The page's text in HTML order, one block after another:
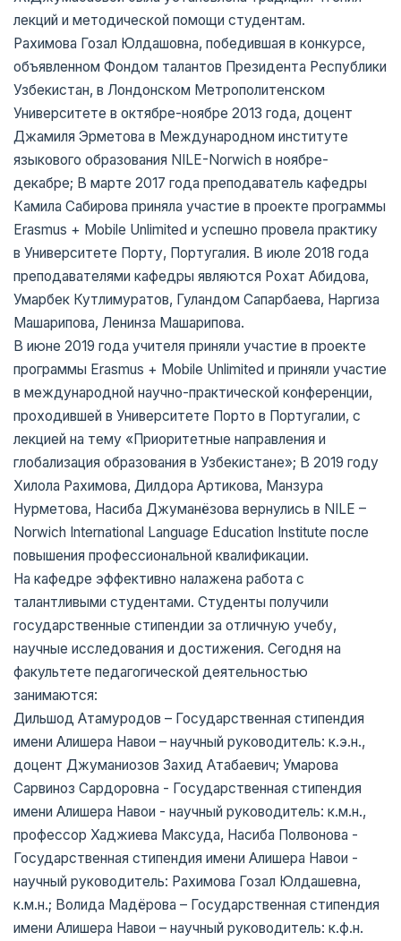
лекций и методической помощи студентам.
Рахимова Гозал Юлдашовна, победившая в конкурсе,
объявленном Фондом талантов Президента Республики
Узбекистан, в Лондонском Метрополитенском
Университете в октябре-ноябре 2013 года, доцент
Джамиля Эрметова в Международном институте
языкового образования NILE-Norwich в ноябре-
декабре; В марте 2017 года преподаватель кафедры
Камила Сабирова приняла участие в проекте программы
Erasmus + Mobile Unlimited и успешно провела практику
в Университете Порту, Португалия. В июле 2018 года
преподавателями кафедры являются Рохат Абидова,
Умарбек Кутлимуратов, Гуландом Сапарбаева, Наргиза
Машарипова, Ленинза Машарипова.
В июне 2019 года учителя приняли участие в проекте
программы Erasmus + Mobile Unlimited и приняли участие
в международной научно-практической конференции,
проходившей в Университете Порто в Португалии, с
лекцией на тему «Приоритетные направления и
глобализация образования в Узбекистане»; В 2019 году
Хилола Рахимова, Дилдора Артикова, Манзура
Нурметова, Насиба Джуманёзова вернулись в NILE –
Norwich International Language Education Institute после
повышения профессиональной квалификации.
На кафедре эффективно налажена работа с
талантливыми студентами. Студенты получили
государственные стипендии за отличную учебу,
научные исследования и достижения. Сегодня на
факультете педагогической деятельностью
занимаются:
Дильшод Атамуродов – Государственная стипендия
имени Алишера Навои – научный руководитель: к.э.н.,
доцент Джуманиозов Захид Атабаевич; Умарова
Сарвиноз Сардоровна - Государственная стипендия
имени Алишера Навои - научный руководитель: к.м.н.,
профессор Хаджиева Максуда, Насиба Полвонова -
Государственная стипендия имени Алишера Навои -
научный руководитель: Рахимова Гозал Юлдашевна,
к.м.н.; Волида Мадёрова – Государственная стипендия
имени Алишера Навои – научный руководитель: к.ф.н.